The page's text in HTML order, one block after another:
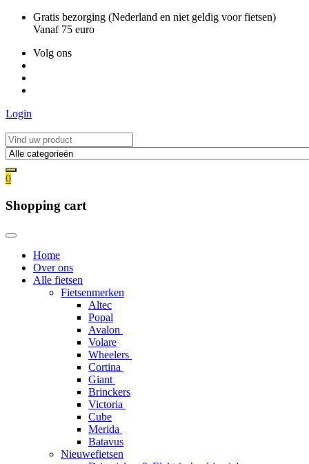
inhoud
Gratis bezorging (Nederland en niet geldig voor fietsen)
Vanaf 75 euro
Volg ons
Login
0
Shopping cart
Home
Over ons
Alle fietsen
Fietsenmerken
Altec
Popal
Avalon
Volare
Wheelers
Cortina
Giant
Brinckers
Victoria
Cube
Merida
Batavus
Nieuwefietsen